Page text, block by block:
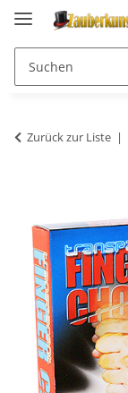
Zurück zur Liste